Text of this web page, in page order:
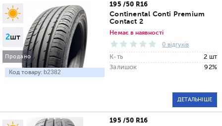
2шт
Продано
Код товару: b2382
195 /50 R16
Continental Conti Premium
Contact 2
Немає в наявності
0 відгуків
К-ть
2 шт
Залишок
92%
ДЕТАЛЬНІШЕ
195 /50 R16